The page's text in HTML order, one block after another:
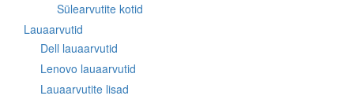
Sülearvutite kotid
Lauaarvutid
Dell lauaarvutid
Lenovo lauaarvutid
Lauaarvutite lisad